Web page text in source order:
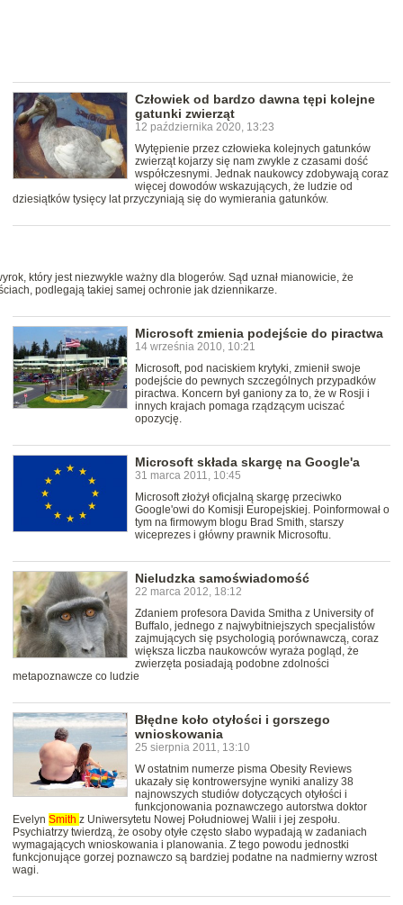
Człowiek od bardzo dawna tępi kolejne
gatunki zwierząt
12 października 2020, 13:23
Wytępienie przez człowieka kolejnych gatunków
zwierząt kojarzy się nam zwykle z czasami dość
współczesnymi. Jednak naukowcy zdobywają coraz
więcej dowodów wskazujących, że ludzie od
dziesiątków tysięcy lat przyczyniają się do wymierania gatunków.
który jest niezwykle ważny dla blogerów. Sąd uznał mianowicie, że
podlegają takiej samej ochronie jak dziennikarze.
Microsoft zmienia podejście do piractwa
14 września 2010, 10:21
Microsoft, pod naciskiem krytyki, zmienił swoje
podejście do pewnych szczególnych przypadków
piractwa. Koncern był ganiony za to, że w Rosji i
innych krajach pomaga rządzącym uciszać
opozycję.
Microsoft składa skargę na Google'a
31 marca 2011, 10:45
Microsoft złożył oficjalną skargę przeciwko
Google'owi do Komisji Europejskiej. Poinformował o
tym na firmowym blogu Brad Smith, starszy
wiceprezes i główny prawnik Microsoftu.
Nieludzka samoświadomość
22 marca 2012, 18:12
Zdaniem profesora Davida Smitha z University of
Buffalo, jednego z najwybitniejszych specjalistów
zajmujących się psychologią porównawczą, coraz
większa liczba naukowców wyraża pogląd, że
zwierzęta posiadają podobne zdolności
metapoznawcze co ludzie
Błędne koło otyłości i gorszego
wnioskowania
25 sierpnia 2011, 13:10
W ostatnim numerze pisma Obesity Reviews
ukazały się kontrowersyjne wyniki analizy 38
najnowszych studiów dotyczących otyłości i
funkcjonowania poznawczego autorstwa doktor
Evelyn Smith z Uniwersytetu Nowej Południowej Walii i jej zespołu.
Psychiatrzy twierdzą, że osoby otyłe często słabo wypadają w zadaniach
wymagających wnioskowania i planowania. Z tego powodu jednostki
funkcjonujące gorzej poznawczo są bardziej podatne na nadmierny wzrost
wagi.